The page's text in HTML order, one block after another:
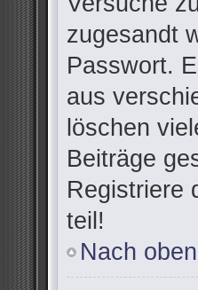
zugesandt
Passwort.
aus
löschen
Beiträge
Registriere
teil!
Nach oben